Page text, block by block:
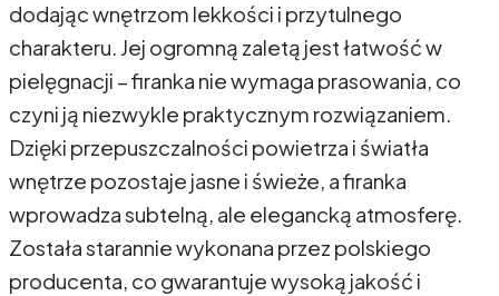
dodając wnętrzom lekkości i przytulnego
charakteru. Jej ogromną zaletą jest łatwość w
pielęgnacji – firanka nie wymaga prasowania, co
czyni ją niezwykle praktycznym rozwiązaniem.
Dzięki przepuszczalności powietrza i światła
wnętrze pozostaje jasne i świeże, a firanka
wprowadza subtelną, ale elegancką atmosferę.
Została starannie wykonana przez polskiego
producenta, co gwarantuje wysoką jakość i